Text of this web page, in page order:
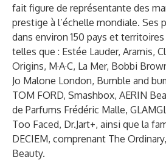
fait figure de représentante des
prestige à l’échelle mondiale. Ses
dans environ 150 pays et
telles que : Estée Lauder, Aramis,
Origins, M·A·C, La Mer, Bobbi
Jo Malone London, Bumble and
TOM FORD, Smashbox, AERIN
de Parfums Frédéric Malle,
Too Faced, Dr.Jart+, ainsi que la
DECIEM, comprenant The
Beauty.